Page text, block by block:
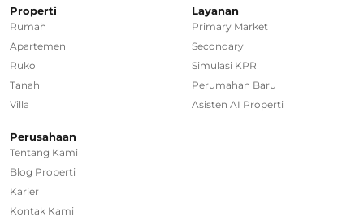
Rumah Dijual di Bogor
Rumah Dijual di Depok
Regional Agencies
Bandung
Bali
Properti
Rumah
Apartemen
Ruko
Tanah
Villa
Layanan
Primary Market
Secondary
Simulasi KPR
Perumahan Baru
Asisten AI Properti
Perusahaan
Tentang Kami
Blog Properti
Karier
Kontak Kami